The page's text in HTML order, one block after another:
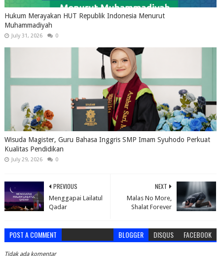
Hukum Merayakan HUT Republik Indonesia Menurut
Muhammadiyah
July 31, 2026 0
Wisuda Magister, Guru Bahasa Inggris SMP Imam Syuhodo Perkuat
Kualitas Pendidikan
July 29, 2026 0
NEXT
Malas No More,
Shalat Forever
PREVIOUS
Menggapai Lailatul
Qadar
POST A COMMENT BLOGGER DISQUS FACEBOOK
Tidak ada komentar